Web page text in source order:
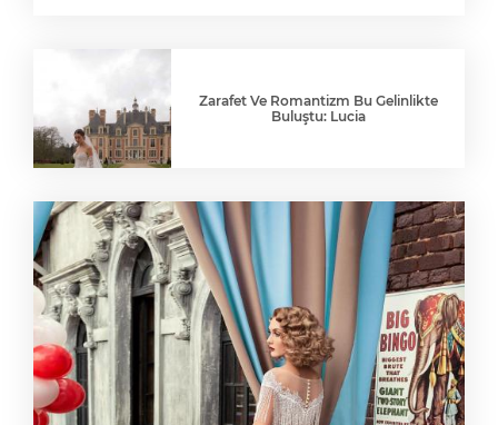
Zarafet Ve Romantizm Bu Gelinlikte
Buluştu: Lucia